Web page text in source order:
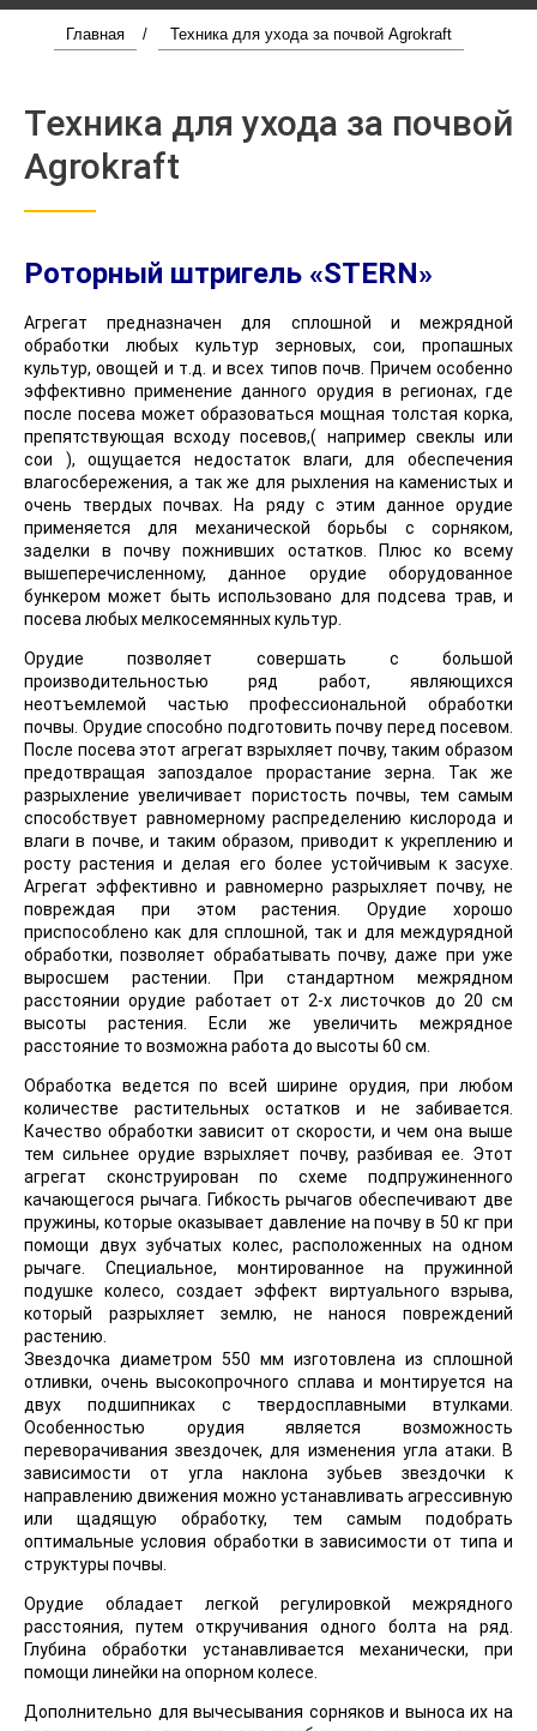
Главная / Техника для ухода за почвой Agrokraft
Техника для ухода за почвой
Agrokraft
Роторный штригель «STERN»
Агрегат предназначен для сплошной и межрядной
обработки любых культур зерновых, сои, пропашных
культур, овощей и т.д. и всех типов почв. Причем особенно
эффективно применение данного орудия в регионах, где
после посева может образоваться мощная толстая корка,
препятствующая всходу посевов,( например свеклы или
сои ), ощущается недостаток влаги, для обеспечения
влагосбережения, а так же для рыхления на каменистых и
очень твердых почвах. На ряду с этим данное орудие
применяется для механической борьбы с сорняком,
заделки в почву пожнивших остатков. Плюс ко всему
вышеперечисленному, данное орудие оборудованное
бункером может быть использовано для подсева трав, и
посева любых мелкосемянных культур.
Орудие позволяет совершать с большой
производительностью ряд работ, являющихся
неотъемлемой частью профессиональной обработки
почвы. Орудие способно подготовить почву перед посевом.
После посева этот агрегат взрыхляет почву, таким образом
предотвращая запоздалое прорастание зерна. Так же
разрыхление увеличивает пористость почвы, тем самым
способствует равномерному распределению кислорода и
влаги в почве, и таким образом, приводит к укреплению и
росту растения и делая его более устойчивым к засухе.
Агрегат эффективно и равномерно разрыхляет почву, не
повреждая при этом растения. Орудие хорошо
приспособлено как для сплошной, так и для междурядной
обработки, позволяет обрабатывать почву, даже при уже
выросшем растении. При стандартном межрядном
расстоянии орудие работает от 2-х листочков до 20 см
высоты растения. Если же увеличить межрядное
расстояние то возможна работа до высоты 60 см.
Обработка ведется по всей ширине орудия, при любом
количестве растительных остатков и не забивается.
Качество обработки зависит от скорости, и чем она выше
тем сильнее орудие взрыхляет почву, разбивая ее. Этот
агрегат сконструирован по схеме подпружиненного
качающегося рычага. Гибкость рычагов обеспечивают две
пружины, которые оказывает давление на почву в 50 кг при
помощи двух зубчатых колес, расположенных на одном
рычаге. Специальное, монтированное на пружинной
подушке колесо, создает эффект виртуального взрыва,
который разрыхляет землю, не нанося повреждений
растению.
Звездочка диаметром 550 мм изготовлена из сплошной
отливки, очень высокопрочного сплава и монтируется на
двух подшипниках с твердосплавными втулками.
Особенностью орудия является возможность
переворачивания звездочек, для изменения угла атаки. В
зависимости от угла наклона зубьев звездочки к
направлению движения можно устанавливать агрессивную
или щадящую обработку, тем самым подобрать
оптимальные условия обработки в зависимости от типа и
структуры почвы.
Орудие обладает легкой регулировкой межрядного
расстояния, путем откручивания одного болта на ряд.
Глубина обработки устанавливается механически, при
помощи линейки на опорном колесе.
Дополнительно для вычесывания сорняков и выноса их на